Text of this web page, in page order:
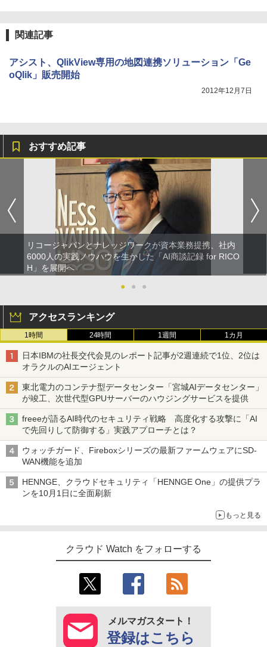
関連記事
アシスト、QlikView専用の地図連携ソリューション「Ge
oQlik」販売開始
2012年12月7日
おすすめ記事
リコージャパンとナレッジワークが資本業務提携、社内
6000人の実践ノウハウを生かした「AI商談記録 for RICO
H」を展開へ
●
● ●
アクセスランキング
1時間 24時間 1週間 1カ月
日本IBMの社長交代会見のレポート記事が2週連続で1位、2位は
オラクルのAIエージェント
東北電力のコンテナ型データセンター「宮城AIデータセンター」
が竣工、次世代型GPUサーバーのハウジングサービスを提供
freeeが語るAI時代のセキュリティ戦略 高度化する攻撃に「AI
で先回りして防御する」実践アプローチとは？
ウォッチガード、Fireboxシリーズの最新ファームウェアにSD-
WAN機能を追加
HENNGE、クラウドセキュリティ「HENNGE One」の提供プラ
ンを10月1日に全面刷新
もっと見る
クラウド Watch をフォローする
メルマガスタート！
登録はこちら